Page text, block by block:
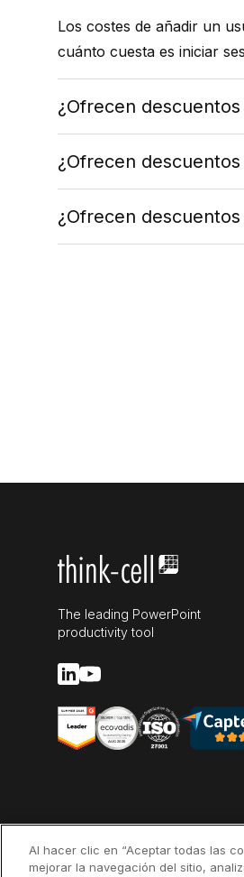
Los costes de añadir un
cuánto cuesta es iniciar
¿Ofrecen
¿Ofrecen
¿Ofrecen
The leading PowerPoint
productivity tool
Al hacer clic en “Aceptar todas las
mejorar la navegación del sitio,